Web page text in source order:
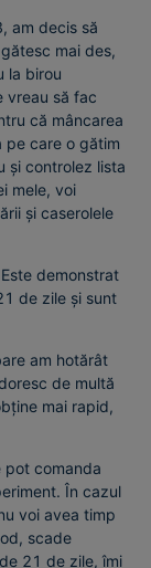
am decis să
mai des,
la birou
vreau să fac
că mâncarea
pe care o gătim
și controlez lista
mele, voi
și caserolele
demonstrat
de zile și sunt
am hotărât
de multă
mai rapid,
pot comanda
În cazul
voi avea timp
scade
21 de zile, îmi